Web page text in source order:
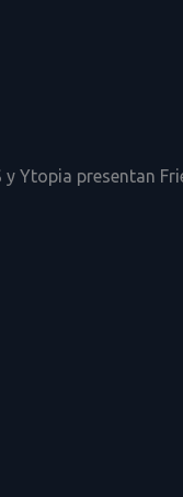
y Ytopia presentan